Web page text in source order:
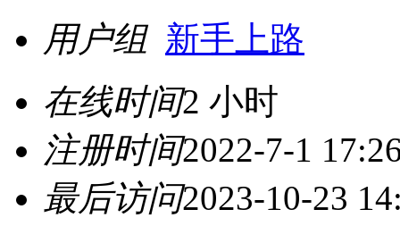
用户组 新手上路
在线时间2 小时
注册时间2022-7-1
最后访问2023-10-23